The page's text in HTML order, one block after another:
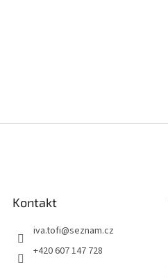
Kontakt
iva.tofi@seznam.cz
+420 607 147 728